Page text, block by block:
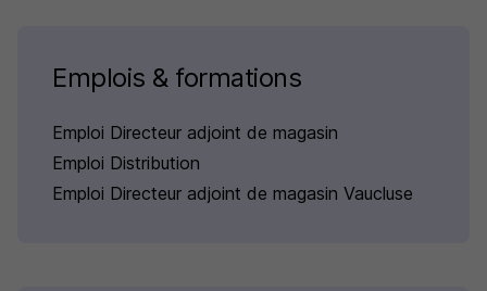
Emplois & formations
Emploi Directeur adjoint de magasin
Emploi Distribution
Emploi Directeur adjoint de magasin Vaucluse